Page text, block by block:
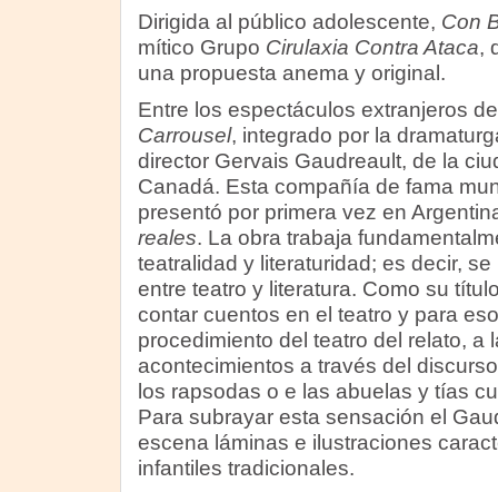
Dirigida al público adolescente, Con
mítico Grupo Cirulaxia Contra Ataca,
una propuesta anema y original.
Entre los espectáculos extranjeros
Carrousel, integrado por la
director Gervais Gaudreault, de la
Canadá. Esta compañía de fama
presentó por primera vez en
reales. La obra trabaja
teatralidad y literaturidad; es decir,
entre teatro y literatura. Como su
contar cuentos en el teatro y para
procedimiento del teatro del relato, a
acontecimientos a través del
los rapsodas o e las abuelas y tías
Para subrayar esta sensación el
escena láminas e ilustraciones
infantiles tradicionales.